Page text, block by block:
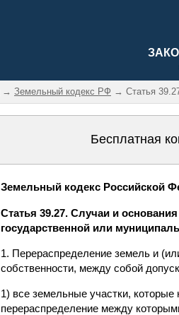
→ Земельный кодекс РФ → Статья
Бесплатная
Земельный кодекс Российской
Статья 39.27. Случаи и
государственной или
1. Перераспределение земель и
собственности, между собой
1) все земельные участки, которые
перераспределение между